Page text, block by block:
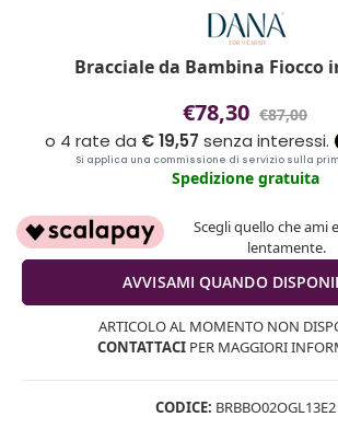
Bracciale da Bambina Fiocco
€78,30 €87,00
Spedizione gratuita
Scegli quello che ami
lentamente.
ARTICOLO AL MOMENTO NON
CONTATTACIPER MAGGIORI
CODICE: BRBBO02OGL13E2